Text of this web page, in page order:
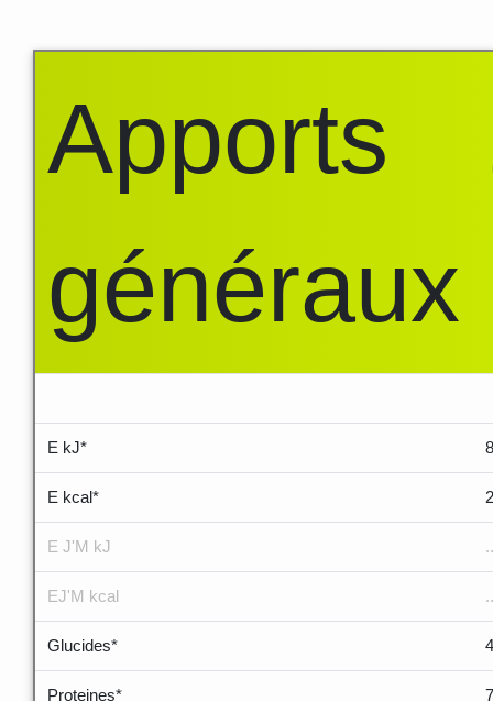
Apports
généraux
E kJ*
E kcal*
E J'M kJ
EJ'M kcal
Glucides*
Proteines*